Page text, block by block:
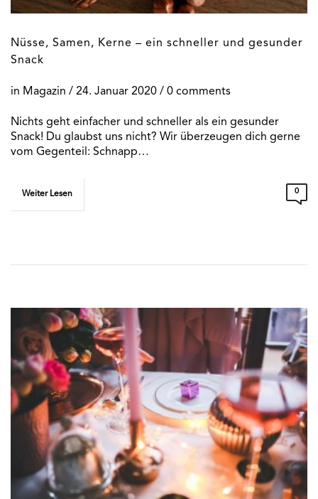
Nüsse, Samen, Kerne – ein schneller und gesunder
Snack
in Magazin / 24. Januar 2020 / 0 comments
Nichts geht einfacher und schneller als ein gesunder
Snack! Du glaubst uns nicht? Wir überzeugen dich gerne
vom Gegenteil: Schnapp…
Weiter Lesen 0